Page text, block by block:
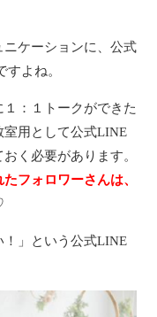
ケーションに、公式
よね。
：１トークができた
室用として公式LINE
く必要があります。
フォロワーさんは、
」という公式LINE